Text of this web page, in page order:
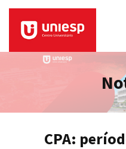
CPA: